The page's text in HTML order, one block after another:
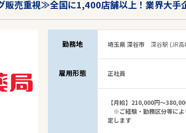
販売重視≫全国に1,400店舗以上！業界大手
勤務地 埼玉県 深谷市 深谷駅 (JR高
雇用形態 正社員
【月給】210,000円～
※ご経験・勤務区分等によ
定します